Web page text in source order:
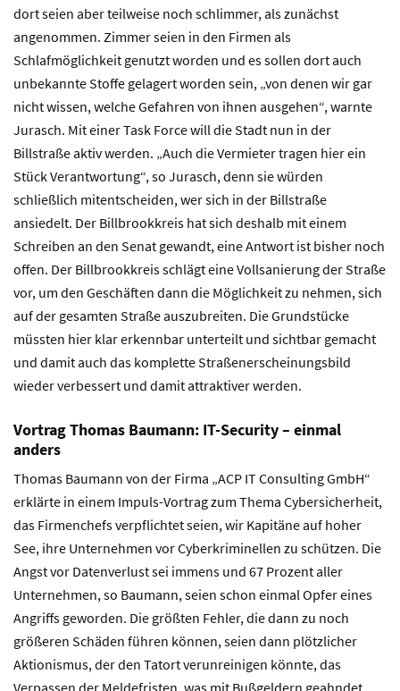
dort seien aber teilweise noch schlimmer, als zunächst
angenommen. Zimmer seien in den Firmen als
Schlafmöglichkeit genutzt worden und es sollen dort auch
unbekannte Stoffe gelagert worden sein, „von denen wir gar
nicht wissen, welche Gefahren von ihnen ausgehen“, warnte
Jurasch. Mit einer Task Force will die Stadt nun in der
Billstraße aktiv werden. „Auch die Vermieter tragen hier ein
Stück Verantwortung“, so Jurasch, denn sie würden
schließlich mitentscheiden, wer sich in der Billstraße
ansiedelt. Der Billbrookkreis hat sich deshalb mit einem
Schreiben an den Senat gewandt, eine Antwort ist bisher noch
offen. Der Billbrookkreis schlägt eine Vollsanierung der Straße
vor, um den Geschäften dann die Möglichkeit zu nehmen, sich
auf der gesamten Straße auszubreiten. Die Grundstücke
müssten hier klar erkennbar unterteilt und sichtbar gemacht
und damit auch das komplette Straßenerscheinungsbild
wieder verbessert und damit attraktiver werden.
Vortrag Thomas Baumann: IT-Security – einmal
anders
Thomas Baumann von der Firma „ACP IT Consulting GmbH“
erklärte in einem Impuls-Vortrag zum Thema Cybersicherheit,
das Firmenchefs verpflichtet seien, wir Kapitäne auf hoher
See, ihre Unternehmen vor Cyberkriminellen zu schützen. Die
Angst vor Datenverlust sei immens und 67 Prozent aller
Unternehmen, so Baumann, seien schon einmal Opfer eines
Angriffs geworden. Die größten Fehler, die dann zu noch
größeren Schäden führen können, seien dann plötzlicher
Aktionismus, der den Tatort verunreinigen könnte, das
Verpassen der Meldefristen, was mit Bußgeldern geahndet